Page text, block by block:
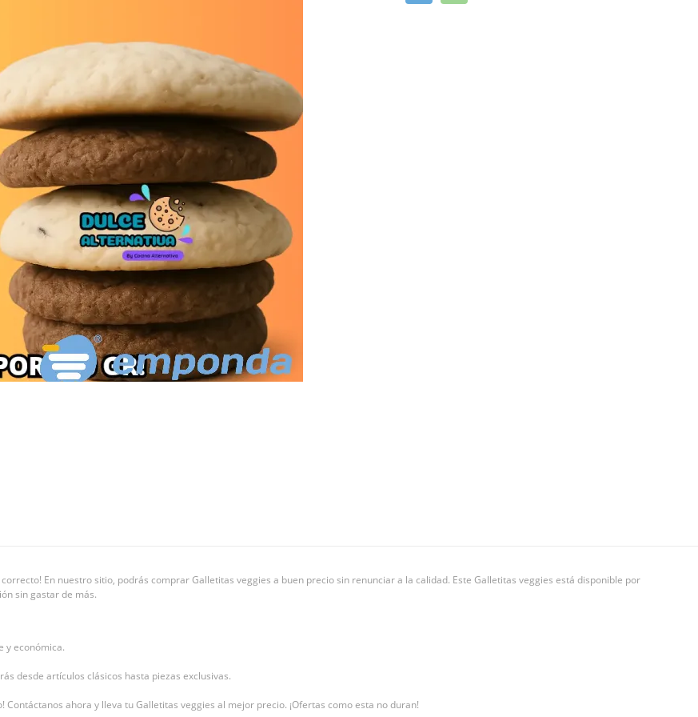
En nuestro sitio, podrás comprar Galletitas veggies a buen precio sin renunciar a la calidad. Este Galletitas veggies está disponible por
sin gastar de más.
y económica.
desde artículos clásicos hasta piezas exclusivas.
ahora y lleva tu Galletitas veggies al mejor precio. ¡Ofertas como esta no duran!